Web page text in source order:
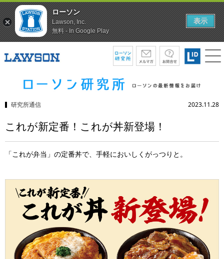
研究所通信 2023.11.28
これが新定番！これが丼新登場！
「これが弁当」の定番丼で、手軽においしくがっつりと。
ローソン
Lawson, Inc.
無料 - In Google Play
表示